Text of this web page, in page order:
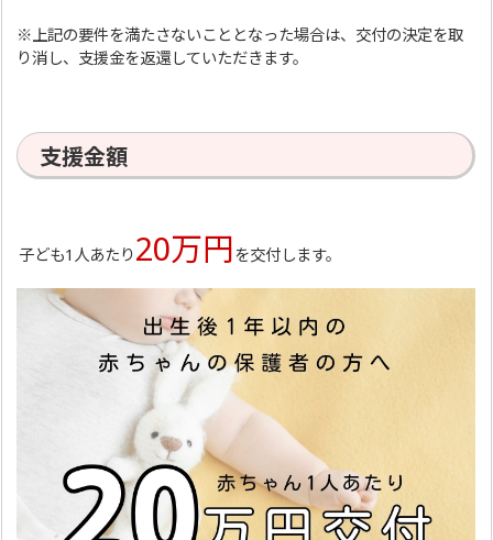
※上記の要件を満たさないこととなった場合は、交付の決定を取
り消し、支援金を返還していただきます。
支援金額
子ども1人あたり20万円 を交付します。